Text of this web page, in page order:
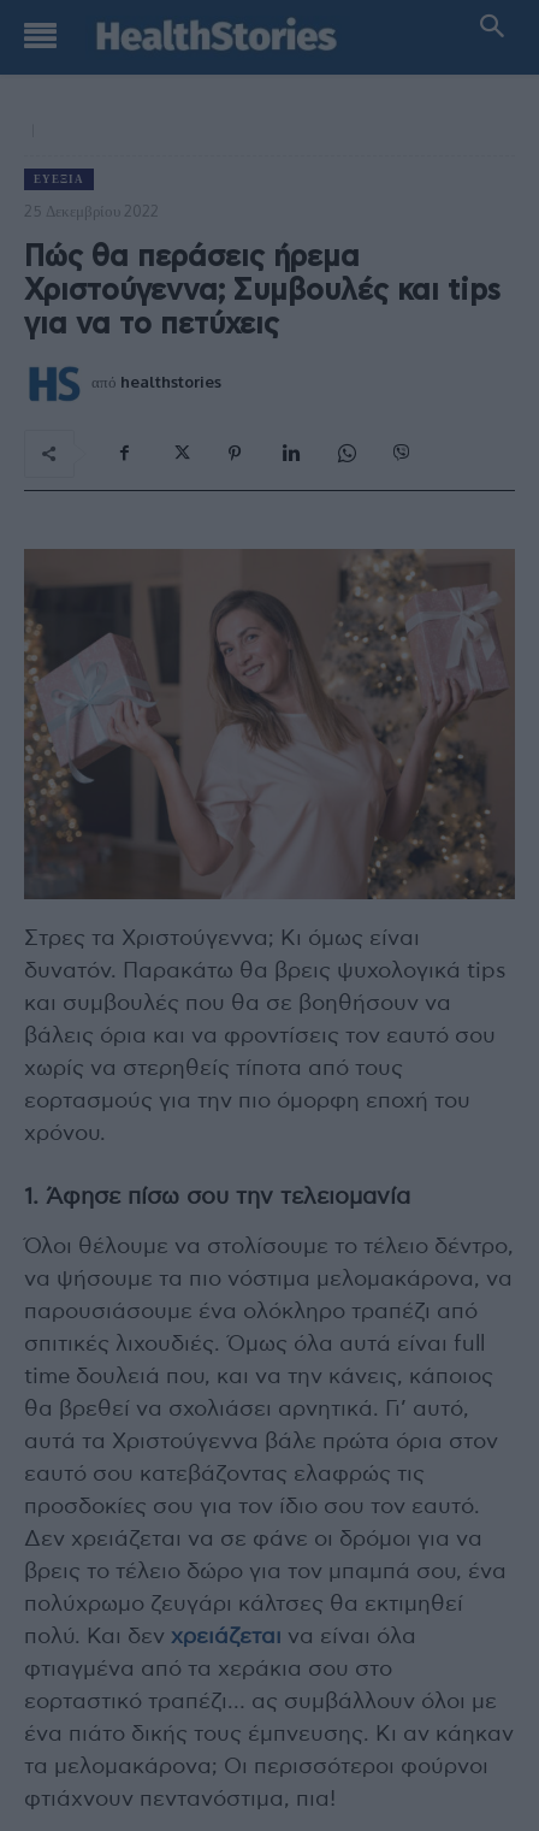
ΕΥΕΞΊΑ
25 Δεκεμβρίου 2022
Πώς θα περάσεις ήρεμα
Χριστούγεννα; Συμβουλές και tips
για να το πετύχεις
από healthstories
Στρες τα Χριστούγεννα; Κι όμως είναι
δυνατόν. Παρακάτω θα βρεις ψυχολογικά tips
και συμβουλές που θα σε βοηθήσουν να
βάλεις όρια και να φροντίσεις τον εαυτό σου
χωρίς να στερηθείς τίποτα από τους
εορτασμούς για την πιο όμορφη εποχή του
χρόνου.
1. Άφησε πίσω σου την τελειομανία
Όλοι θέλουμε να στολίσουμε το τέλειο δέντρο,
να ψήσουμε τα πιο νόστιμα μελομακάρονα, να
παρουσιάσουμε ένα ολόκληρο τραπέζι από
σπιτικές λιχουδιές. Όμως όλα αυτά είναι full
time δουλειά που, και να την κάνεις, κάποιος
θα βρεθεί να σχολιάσει αρνητικά. Γι’ αυτό,
αυτά τα Χριστούγεννα βάλε πρώτα όρια στον
εαυτό σου κατεβάζοντας ελαφρώς τις
προσδοκίες σου για τον ίδιο σου τον εαυτό.
Δεν χρειάζεται να σε φάνε οι δρόμοι για να
βρεις το τέλειο δώρο για τον μπαμπά σου, ένα
πολύχρωμο ζευγάρι κάλτσες θα εκτιμηθεί
πολύ. Και δεν χρειάζεται να είναι όλα
φτιαγμένα από τα χεράκια σου στο
εορταστικό τραπέζι… ας συμβάλλουν όλοι με
ένα πιάτο δικής τους έμπνευσης. Κι αν κάηκαν
τα μελομακάρονα; Οι περισσότεροι φούρνοι
φτιάχνουν πεντανόστιμα, πια!